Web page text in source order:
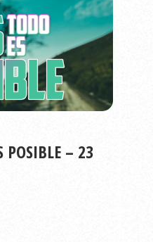
POSIBLE – 23